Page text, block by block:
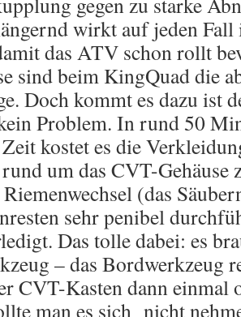
wirkt auf jeden
das ATV schon rollt
sind beim KingQuad die
Doch kommt es dazu ist
Problem. In rund 50
kostet es die
um das CVT-Gehäuse
(das
sehr penibel
Das tolle dabei: es
– das Bordwerkzeug
CVT-Kasten dann einmal
man es sich nicht